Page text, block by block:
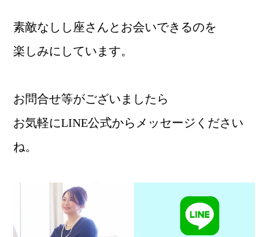
素敵なしし座さんとお会いできるのを
楽しみにしています。
お問合せ等がございましたら
お気軽にLINE公式からメッセージください
ね。